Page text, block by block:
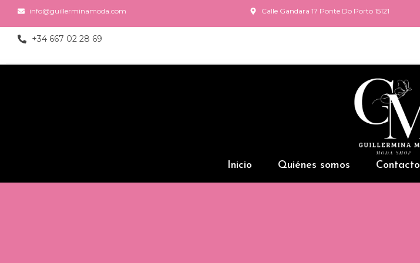
info@guillerminamoda.com Calle Gandara 17 Ponte Do Porto 15121
+34 667 02 28 69
Inicio Quiénes somos Contacto